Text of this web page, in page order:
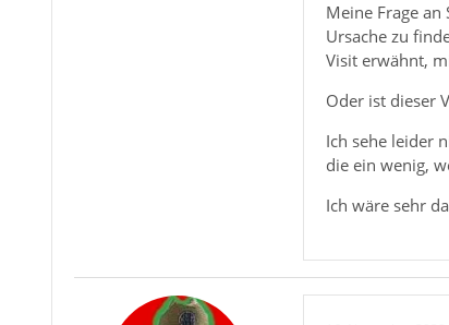
Meine Frage
Ursache zu
Visit erwähnt,
Oder ist dieser
Ich sehe leider
die ein wenig,
Ich wäre sehr